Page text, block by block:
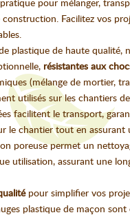
pour mélanger,
Facilitez vos
plastique de haute qualité,
résistantes aux
(mélange de mortier,
utilisés sur les chantiers
facilitent le transport,
le chantier tout en assurant
poreuse permet un
utilisation, assurant une
pour simplifier vos
plastique de maçon sont